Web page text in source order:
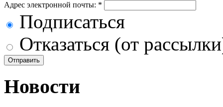
Адрес электронной почты: *
Подписаться
Отказаться (от
Новости